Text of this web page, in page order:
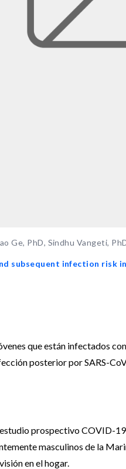
Ge, PhD, Sindhu Vangeti,
subsequent infection risk
que están infectados
posterior por SARS-
prospectivo COVID-
masculinos de la
en el hogar.